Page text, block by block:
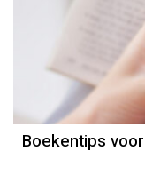
Boekentips